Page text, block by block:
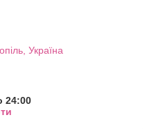
Україна
24:00